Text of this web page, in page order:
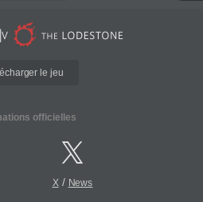
le jeu
officielles
X/ News